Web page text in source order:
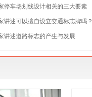
停车场划线设计相关的三大要素
讲述可以擅自设立交通标志牌吗？
讲述道路标志的产生与发展